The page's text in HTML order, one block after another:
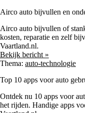
Airco auto bijvullen en
Airco auto bijvullen of
kosten, reparatie en zelf
Vaartland.nl.
Bekijk bericht »
Thema: auto-technologie
Top 10 apps voor auto
Ontdek nu 10 apps voor
het rijden. Handige apps